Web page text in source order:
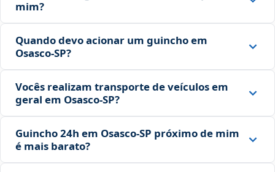
mim?
Quando devo acionar um guincho em
Osasco‑SP?
Vocês realizam transporte de veículos em
geral em Osasco‑SP?
Guincho 24h em Osasco‑SP próximo de mim
é mais barato?